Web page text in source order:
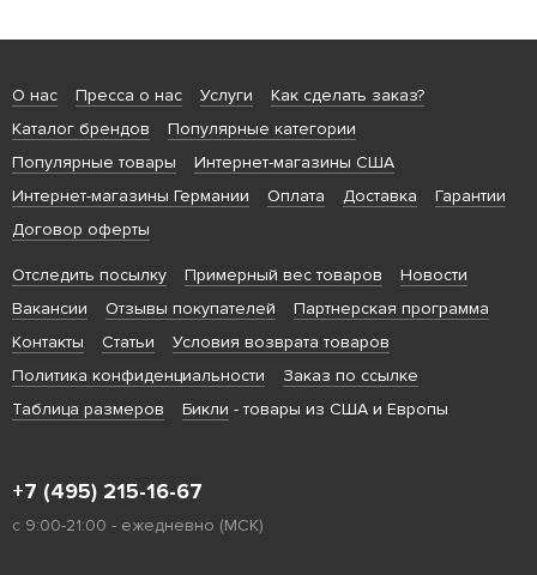
О нас Пресса о нас Услуги
Как сделать заказ?
Каталог брендов
Популярные категории
Популярные товары
Интернет-магазины США
Интернет-магазины Германии
Оплата Доставка
Гарантии
Договор оферты
Отследить посылку Примерный вес товаров
Новости
Вакансии
Отзывы покупателей
Партнерская программа
Контакты
Статьи
Условия возврата товаров
Политика конфиденциальности
Заказ по ссылке
Таблица размеров
Бикли - товары из США и Европы
+7 (495) 215-16-67
с 9:00-21:00 - ежедневно (МСК)